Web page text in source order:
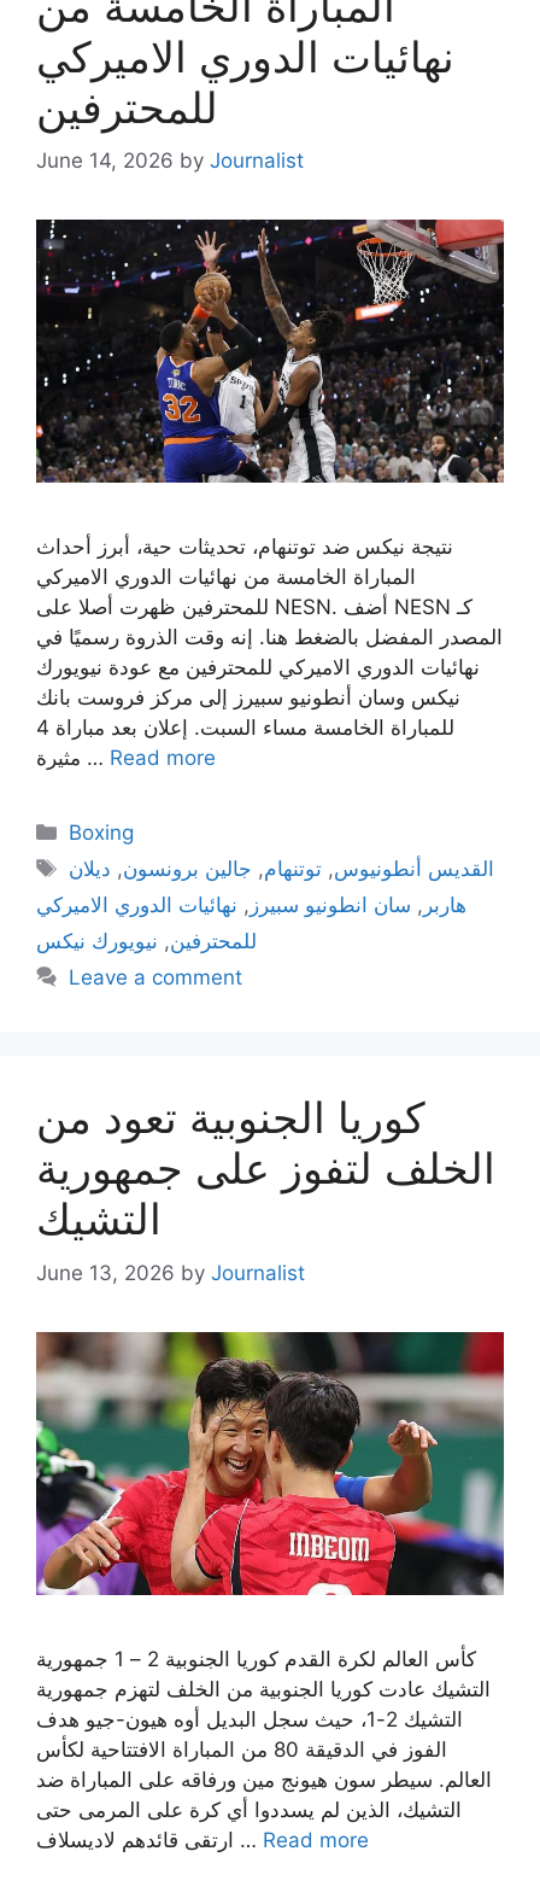
نهائيات الدوري الاميركي
للمحترفين
June 14, 2026 by Journalist
نتيجة نيكس ضد توتنهام، تحديثات حية، أبرز أحداث
المباراة الخامسة من نهائيات الدوري الاميركي
للمحترفين ظهرت أصلا على NESN. أضف NESN كـ
المصدر المفضل بالضغط هنا. إنه وقت الذروة رسميًا في
نهائيات الدوري الاميركي للمحترفين مع عودة نيويورك
نيكس وسان أنطونيو سبيرز إلى مركز فروست بانك
للمباراة الخامسة مساء السبت. إعلان بعد مباراة 4
مثيرة … Read more
Categories
Boxing
Tags
القديس أنطونيوس, توتنهام, جالين برونسون, ديلان
هاربر , سان انطونيو سبيرز , نهائيات الدوري الاميركي
للمحترفين, نيويورك نيكس
Leave a comment
كوريا الجنوبية تعود من
الخلف لتفوز على جمهورية
التشيك
June 13, 2026 by Journalist
كأس العالم لكرة القدم كوريا الجنوبية 2 – 1 جمهورية
التشيك عادت كوريا الجنوبية من الخلف لتهزم جمهورية
التشيك 2-1، حيث سجل البديل أوه هيون-جيو هدف
الفوز في الدقيقة 80 من المباراة الافتتاحية لكأس
العالم. سيطر سون هيونج مين ورفاقه على المباراة ضد
التشيك، الذين لم يسددوا أي كرة على المرمى حتى
ارتقى قائدهم لاديسلاف … Read more